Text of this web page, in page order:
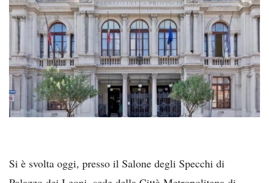
Si è svolta oggi, presso il Salone degli Specchi di